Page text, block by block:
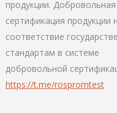
продукции. Добровольная
сертификация продукции
соответствие
стандартам в системе
добровольной
https://t.me/rospromtest